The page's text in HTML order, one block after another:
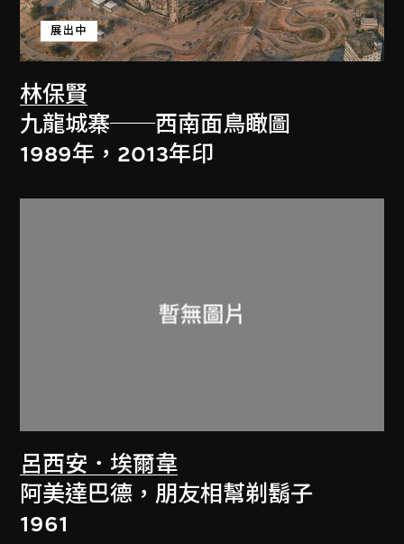
林保賢
展出中
九龍城寨──西南面鳥瞰圖
1989年，2013年印
呂西安．埃爾韋
阿美達巴德，朋友相幫剃鬍子
1961